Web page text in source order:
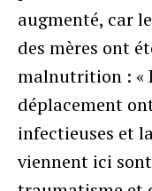
augmenté, car
des mères ont
malnutrition : «
déplacement
infectieuses et
viennent ici